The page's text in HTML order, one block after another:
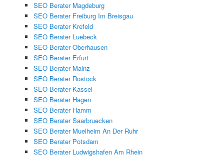
SEO Berater Magdeburg
SEO Berater Freiburg Im Breisgau
SEO Berater Krefeld
SEO Berater Luebeck
SEO Berater Oberhausen
SEO Berater Erfurt
SEO Berater Mainz
SEO Berater Rostock
SEO Berater Kassel
SEO Berater Hagen
SEO Berater Hamm
SEO Berater Saarbruecken
SEO Berater Muelheim An Der Ruhr
SEO Berater Potsdam
SEO Berater Ludwigshafen Am Rhein